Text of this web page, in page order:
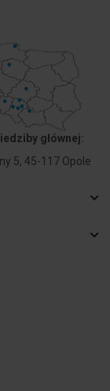
głównej:
5, 45-117 Opole